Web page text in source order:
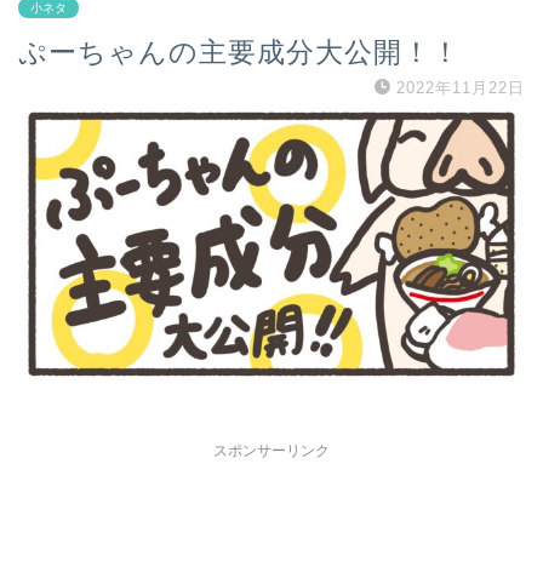
小ネタ
ぷーちゃんの主要成分大公開！！
2022年11月22日
スポンサーリンク